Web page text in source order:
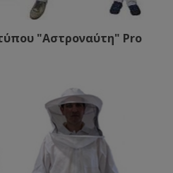
"Αστροναύτη" Pro